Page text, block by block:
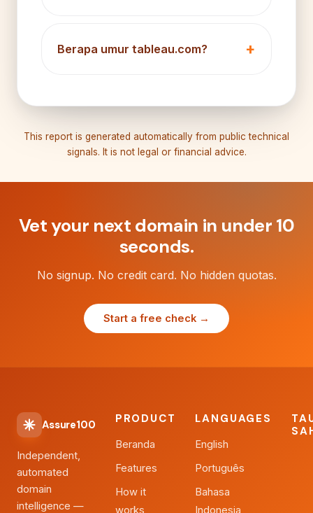
Berapa umur tableau.com?
This report is generated automatically from public technical
signals. It is not legal or financial advice.
Vet your next domain in under 10
seconds.
No signup. No credit card. No hidden quotas.
Start a free check →
Assure100
Independent,
automated
domain
intelligence —
PRODUCT
Beranda
Features
How it
works
LANGUAGES
English
Português
Bahasa
Indonesia